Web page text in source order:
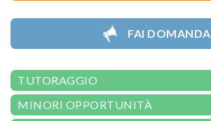
FAI DOMANDA
TUTORAGGIO
MINORI OPPORTUNITÀ